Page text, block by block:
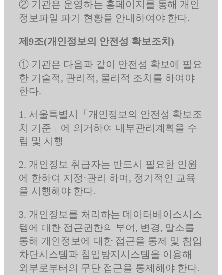
② 기관은 운영하는 홈페이지를 통해 개인
정보파일 파기 현황을 안내하여야 한다.
제9조(개인정보의 안전성 확보조치)
① 기관은 다음과 같이 안전성 확보에 필요
한 기술적, 관리적, 물리적 조치를 하여야
한다.
1. 서울특별시「개인정보의 안전성 확보조
치 기준」에 의거하여 내부관리계획을 수
립 및 시행
2. 개인정보 취급자는 반드시 필요한 인원
에 한하여 지정·관리 하며, 정기적인 교육
을 시행해야 한다.
3. 개인정보를 처리하는 데이터베이스시스
템에 대한 접근권한의 부여, 변경, 말소를
통해 개인정보에 대한 접근을 통제 및 침입
차단시스템과 침입방지시스템을 이용해
외부로부터의 무단 접근을 통제해야 한다.